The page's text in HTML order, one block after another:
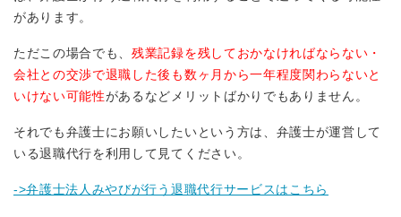
があります。
ただこの場合でも、残業記録を残しておかなければならない・
会社との交渉で退職した後も数ヶ月から一年程度関わらないと
いけない可能性があるなどメリットばかりでもありません。
それでも弁護士にお願いしたいという方は、弁護士が運営して
いる退職代行を利用して見てください。
->弁護士法人みやびが行う退職代行サービスはこちら